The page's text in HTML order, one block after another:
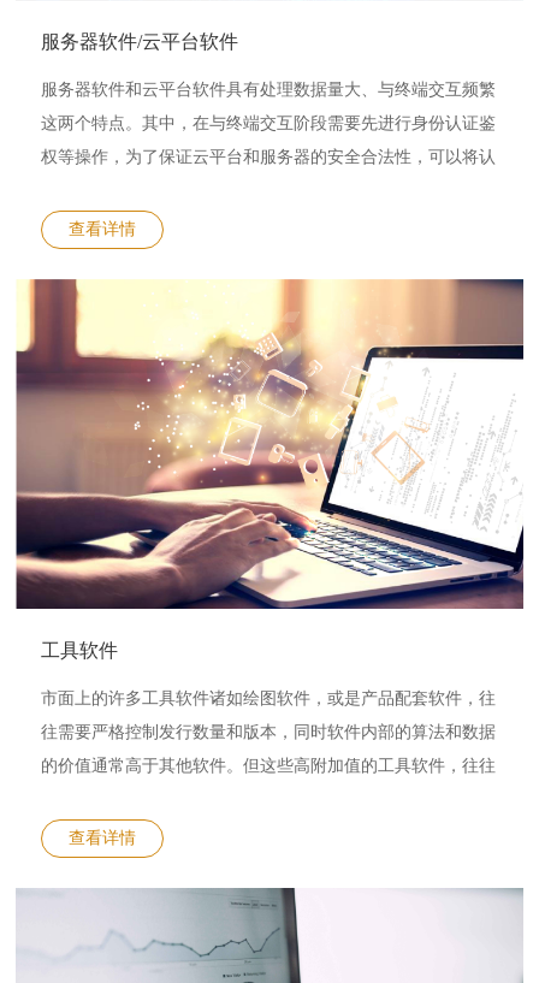
服务器软件/云平台软件
服务器软件和云平台软件具有处理数据量大、与终端交互频繁
这两个特点。其中，在与终端交互阶段需要先进行身份认证鉴
权等操作，为了保证云平台和服务器的安全合法性，可以将认
硬件安全特性、多种加密算法、软件灵活使用设置的特点，可
储等功能。 LKT系列加密锁开发便利，支持C/C++、C#、
Java、多种语言，借助凌科芯安完备的技术支持服务，可以帮
助用户快速完成产品开发上线。
查看详情
工具软件
市面上的许多工具软件诸如绘图软件，或是产品配套软件，往
往需要严格控制发行数量和版本，同时软件内部的算法和数据
的价值通常高于其他软件。但这些高附加值的工具软件，往往
就被别人轻易破解并完成盗版。这给正版软件开发商带来了巨
为了解决这些软件开发商的烦恼。通过加密狗内部集成的硬件
通用加密算法、安全数据存储、算法移植专利方案，可有效的
对用户软件产品形成立体保护，让盗版商无法轻易完成对正版
查看详情